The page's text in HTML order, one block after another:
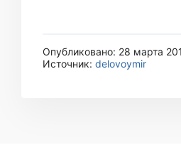
Опубликовано: 28 марта
Источник: delovoymir